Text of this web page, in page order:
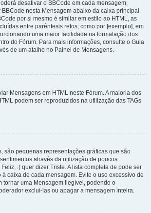
desativar o BBCode em cada mensagem,
nesta Mensagem abaixo da caixa principal
por si mesmo é similar em estilo ao HTML, as
entre parêntesis retos, como por [exemplo], em
uma maior facilidade na formatação dos
do Fórum. Para mais informações, consulte o Guia
de um atalho no Painel de Mensagens.
Mensagens em HTML neste Fórum. A maioria dos
podem ser reproduzidos na utilização das TAGs
são pequenas representações gráficas que são
através da utilização de poucos
:( quer dizer Triste. A lista completa de pode ser
caixa de cada mensagem. Evite o uso excessivo de
tornar uma Mensagem ilegível, podendo o
excluí-las ou apagar a mensagem inteira.